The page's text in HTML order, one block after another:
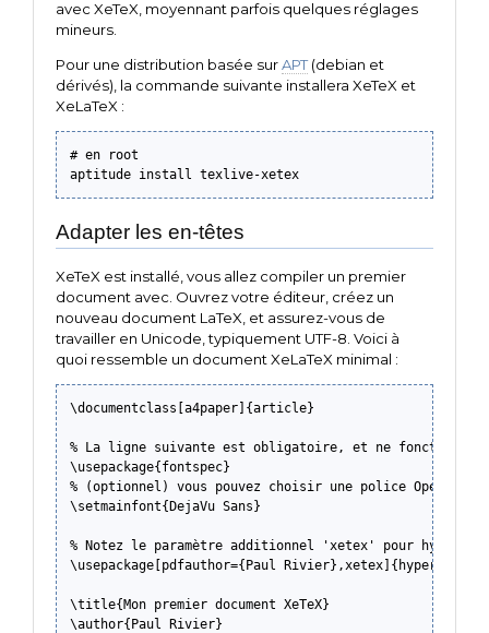
avec XeTeX, moyennant parfois quelques réglages
mineurs.
Pour une distribution basée surAPT(debian et
dérivés), la commande suivante installera XeTeX et
XeLaTeX :
# en root
aptitude install texlive-xetex
Adapter les en-têtes
XeTeX est installé, vous allez compiler un premier
document avec. Ouvrez votre éditeur, créez un
nouveau document LaTeX, et assurez-vous de
travailler en Unicode, typiquement UTF-8. Voici à
quoi ressemble un document XeLaTeX minimal :
\documentclass [a4paper]{article}
% La ligne suivante est obligatoire, et ne fonctionnera
\usepackage{ fontspec}
% (optionnel) vous pouvez choisir une police OpenType
\setmainfont{DejaVu Sans}
% Notez le paramètre additionnel 'xetex' pour hyperref
\usepackage [pdfauthor={Paul Rivier},xetex]{ hyperref
\title{Mon premier document XeTeX}
\author{Paul Rivier}